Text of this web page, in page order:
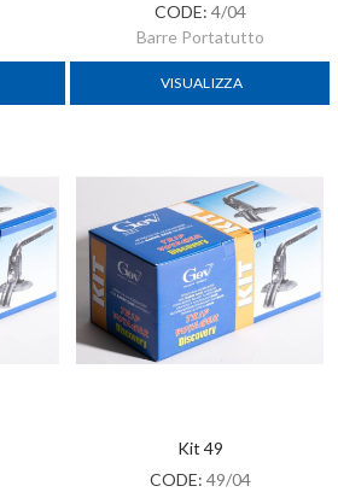
CODE: 4/04
Barre Portatutto
VISUALIZZA
Kit 49
CODE: 49/04